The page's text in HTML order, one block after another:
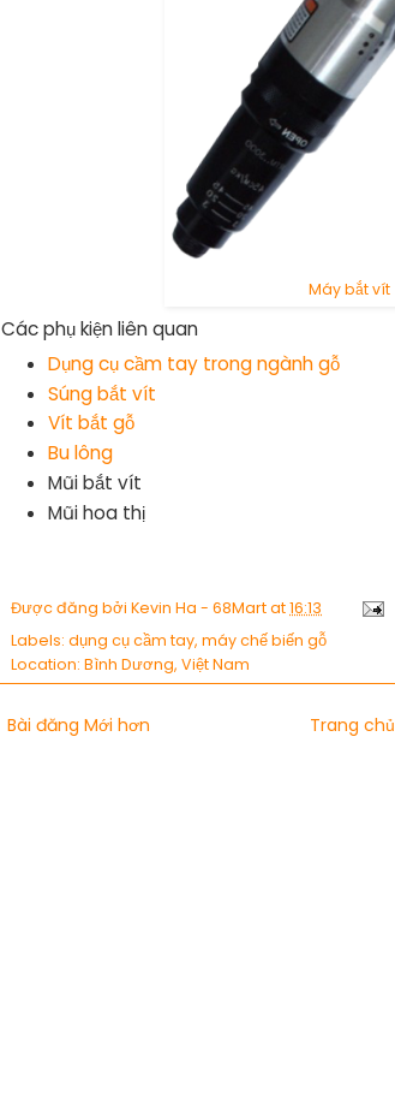
Máy bắt vít
Các phụ kiện liên quan
Dụng cụ cầm tay trong ngành gỗ
Súng bắt vít
Vít bắt gỗ
Bu lông
Mũi bắt vít
Mũi hoa thị
Được đăng bởi Kevin Ha - 68Martat16:13
Labels: dụng cụ cầm tay, máy chế biến gỗ
Location: Bình Dương, Việt Nam
Bài đăng Mới hơn Trang chủ